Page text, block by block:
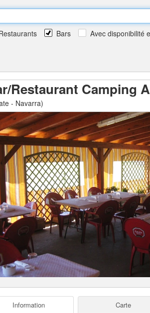
Bars Avec disponibilité
Restaurant Camping
- Navarra)
Information Carte